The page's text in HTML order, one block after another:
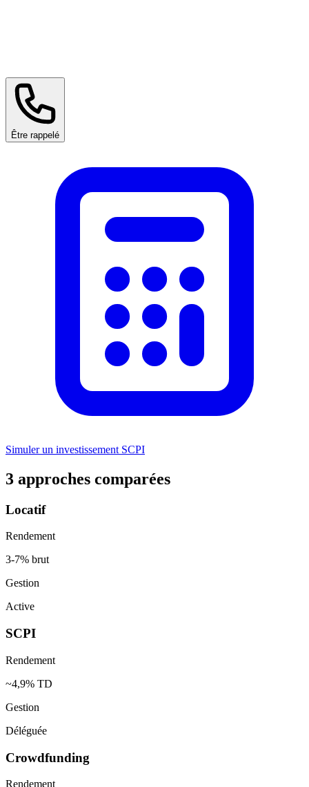
Être rappelé
Simuler un investissement SCPI
3 approches comparées
Locatif
Rendement
3-7% brut
Gestion
Active
SCPI
Rendement
~4,9% TD
Gestion
Déléguée
Crowdfunding
Rendement